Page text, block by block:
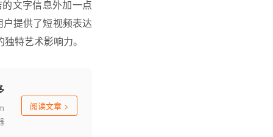
文字信息外加一点
提供了短视频表达
特艺术影响力。
阅读文章 >